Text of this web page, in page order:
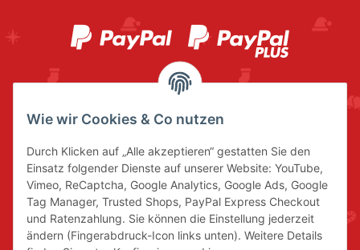
Wie wir Cookies & Co nutzen
Durch Klicken auf „Alle akzeptieren“ gestatten Sie den
Einsatz folgender Dienste auf unserer Website: YouTube,
Vimeo, ReCaptcha, Google Analytics, Google Ads, Google
Tag Manager, Trusted Shops, PayPal Express Checkout
und Ratenzahlung. Sie können die Einstellung jederzeit
ändern (Fingerabdruck-Icon links unten). Weitere Details